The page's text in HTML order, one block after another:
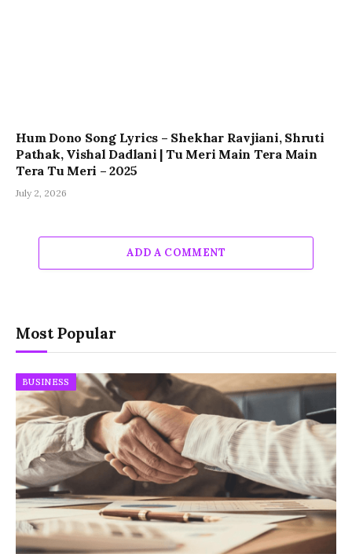
Hum Dono Song Lyrics – Shekhar Ravjiani, Shruti
Pathak, Vishal Dadlani | Tu Meri Main Tera Main
Tera Tu Meri – 2025
July 2, 2026
ADD A COMMENT
Most Popular
BUSINESS